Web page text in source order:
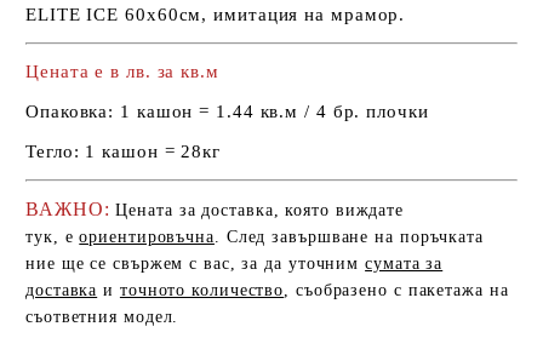
ELITE ICE 60х60см, имитация на мрамор.
Цената е в лв. за кв.м
Опаковка: 1 кашон = 1.44 кв.м / 4 бр. плочки
Тегло: 1 кашон = 28кг
ВАЖНО: Цената за доставка, която виждате
тук, еориентировъчна. След завършване на поръчката
ние ще се свържем с вас, за да уточнимсумата за
доставка и точното количество, съобразено с пакетажа на
съответния модел.